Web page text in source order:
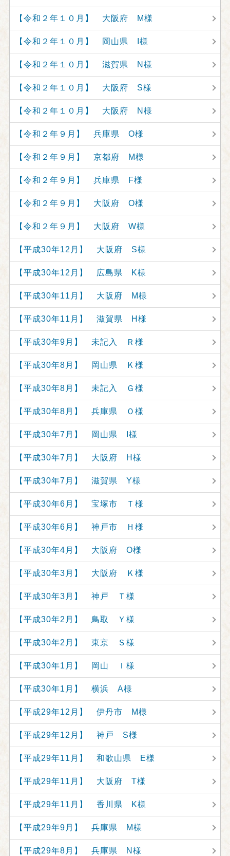
【令和２年１０月】 大阪府 M様
【令和２年１０月】 岡山県 I様
【令和２年１０月】 滋賀県 N様
【令和２年１０月】 大阪府 S様
【令和２年１０月】 大阪府 N様
【令和２年９月】 兵庫県 O様
【令和２年９月】 京都府 M様
【令和２年９月】 兵庫県 F様
【令和２年９月】 大阪府 O様
【令和２年９月】 大阪府 W様
【平成30年12月】 大阪府 S様
【平成30年12月】 広島県 K様
【平成30年11月】 大阪府 M様
【平成30年11月】 滋賀県 H様
【平成30年9月】 未記入 Ｒ様
【平成30年8月】 岡山県 Ｋ様
【平成30年8月】 未記入 Ｇ様
【平成30年8月】 兵庫県 Ｏ様
【平成30年7月】 岡山県 I様
【平成30年7月】 大阪府 H様
【平成30年7月】 滋賀県 Y様
【平成30年6月】 宝塚市 Ｔ様
【平成30年6月】 神戸市 Ｈ様
【平成30年4月】 大阪府 O様
【平成30年3月】 大阪府 Ｋ様
【平成30年3月】 神戸 Ｔ様
【平成30年2月】 鳥取 Ｙ様
【平成30年2月】 東京 Ｓ様
【平成30年1月】 岡山 Ｉ様
【平成30年1月】 横浜 A様
【平成29年12月】 伊丹市 M様
【平成29年12月】 神戸 S様
【平成29年11月】 和歌山県 E様
【平成29年11月】 大阪府 T様
【平成29年11月】 香川県 K様
【平成29年9月】 兵庫県 M様
【平成29年8月】 兵庫県 N様